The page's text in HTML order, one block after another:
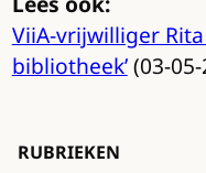
ViiA-vrijwilliger
bibliotheek’(03-05-
RUBRIEKEN